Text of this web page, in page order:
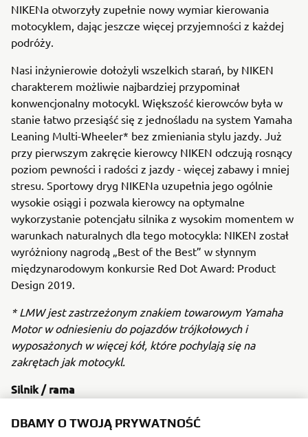
NIKENa otworzyły zupełnie nowy wymiar kierowania
motocyklem, dając jeszcze więcej przyjemności z każdej
podróży.
Nasi inżynierowie dołożyli wszelkich starań, by NIKEN
charakterem możliwie najbardziej przypominał
konwencjonalny motocykl. Większość kierowców była w
stanie łatwo przesiąść się z jednośladu na system Yamaha
Leaning Multi-Wheeler* bez zmieniania stylu jazdy. Już
przy pierwszym zakręcie kierowcy NIKEN odczują rosnący
poziom pewności i radości z jazdy - więcej zabawy i mniej
stresu. Sportowy dryg NIKENa uzupełnia jego ogólnie
wysokie osiągi i pozwala kierowcy na optymalne
wykorzystanie potencjału silnika z wysokim momentem w
warunkach naturalnych dla tego motocykla: NIKEN został
wyróżniony nagrodą „Best of the Best” w słynnym
międzynarodowym konkursie Red Dot Award: Product
Design 2019.
* LMW jest zastrzeżonym znakiem towarowym Yamaha
Motor w odniesieniu do pojazdów trójkołowych i
wyposażonych w więcej kół, które pochylają się na
zakrętach jak motocykl.
Silnik / rama
suwowym, rzędowym, 3-cylindrowym silnikiem CP3 o
DBAMY O TWOJĄ PRYWATNOŚĆ